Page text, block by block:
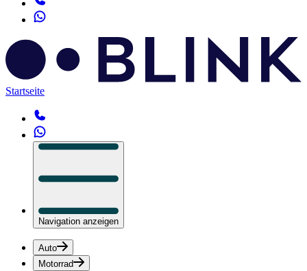
Startseite
Navigation anzeigen
Auto
Motorrad